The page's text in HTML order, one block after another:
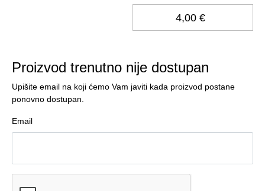
4,00 €
Proizvod trenutno nije dostupan
Upišite email na koji ćemo Vam javiti kada proizvod postane
ponovno dostupan.
Email